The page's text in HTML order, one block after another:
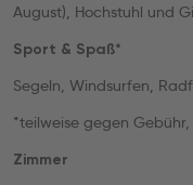
August), Hochstuhl und
Sport & Spaß*
Segeln, Windsurfen,
*teilweise gegen
Zimmer